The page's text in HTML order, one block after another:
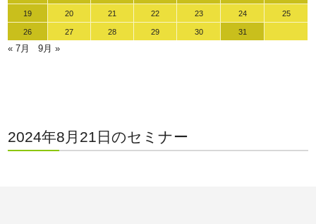
19 20 21 22 23 24 25
26 27 28 29 30 31
« 7月 9月 »
2024年8月21日のセミナー